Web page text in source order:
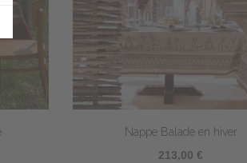
Nappe Topkapi
243,00 €